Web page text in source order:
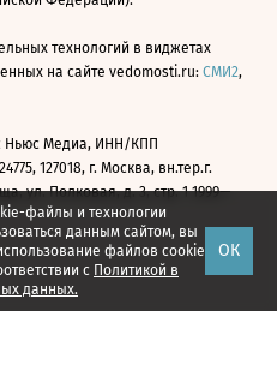
файлы и технологии
данным сайтом, вы
файлов cookie
с Политикой в
данных.
ОК
технологий в виджетах
на сайте vedomosti.ru: СМИ2,
Ньюс Медиа, ИНН/КПП
127018, г. Москва, вн.тер.г.
ул. Полковая, д. 3, стр. 1 1999—